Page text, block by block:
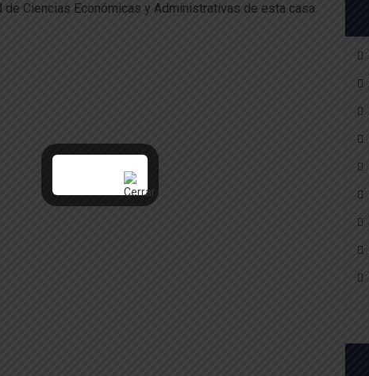
Ciencias Económicas y Administrativas de esta casa